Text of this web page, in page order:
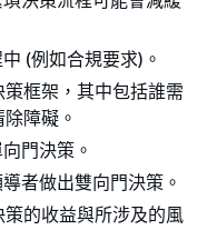
(例如合規要求)。
框架，其中包括誰需
障礙。
門決策。
者做出雙向門決策。
的收益與所涉及的風